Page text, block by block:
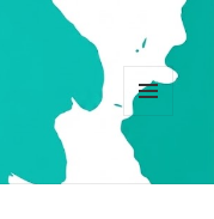
MENU
WIDGETS